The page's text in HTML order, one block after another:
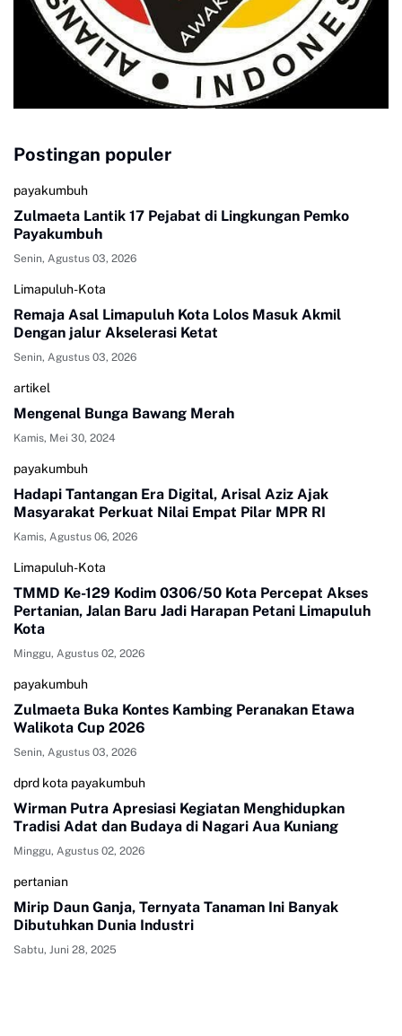
Postingan populer
payakumbuh
Zulmaeta Lantik 17 Pejabat di Lingkungan Pemko
Payakumbuh
Senin, Agustus 03, 2026
Limapuluh-Kota
Remaja Asal Limapuluh Kota Lolos Masuk Akmil
Dengan jalur Akselerasi Ketat
Senin, Agustus 03, 2026
artikel
Mengenal Bunga Bawang Merah
Kamis, Mei 30, 2024
payakumbuh
Hadapi Tantangan Era Digital, Arisal Aziz Ajak
Masyarakat Perkuat Nilai Empat Pilar MPR RI
Kamis, Agustus 06, 2026
Limapuluh-Kota
TMMD Ke-129 Kodim 0306/50 Kota Percepat Akses
Pertanian, Jalan Baru Jadi Harapan Petani Limapuluh
Kota
Minggu, Agustus 02, 2026
payakumbuh
Zulmaeta Buka Kontes Kambing Peranakan Etawa
Walikota Cup 2026
Senin, Agustus 03, 2026
dprd kota payakumbuh
Wirman Putra Apresiasi Kegiatan Menghidupkan
Tradisi Adat dan Budaya di Nagari Aua Kuniang
Minggu, Agustus 02, 2026
pertanian
Mirip Daun Ganja, Ternyata Tanaman Ini Banyak
Dibutuhkan Dunia Industri
Sabtu, Juni 28, 2025